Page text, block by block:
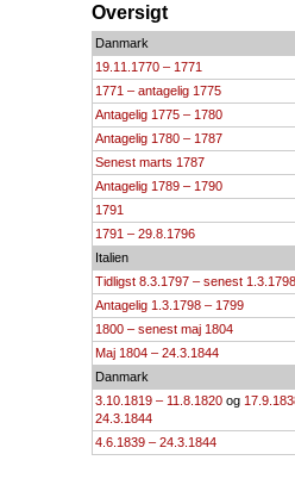
Oversigt
Danmark
19.11.1770 – 1771
1771 – antagelig 1775
Antagelig 1775 – 1780
Antagelig 1780 – 1787
Senest marts 1787
Antagelig 1789 – 1790
1791
1791 – 29.8.1796
Italien
Tidligst 8.3.1797 – senest 1.3.1798
Antagelig 1.3.1798 – 1799
1800 – senest maj 1804
Maj 1804 – 24.3.1844
Danmark
3.10.1819 – 11.8.1820 og
24.3.1844
4.6.1839 – 24.3.1844